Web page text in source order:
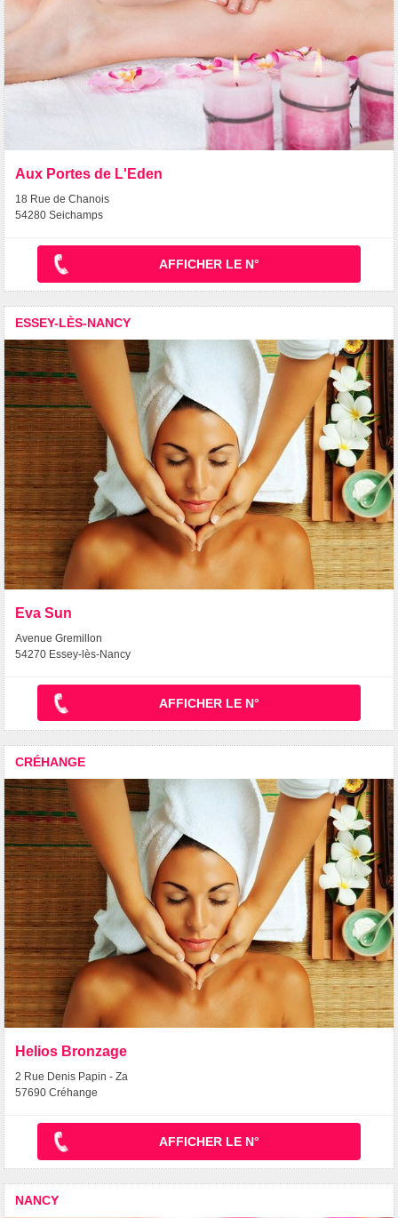
Aux Portes de L'Eden
18 Rue de Chanois
54280 Seichamps
AFFICHER LE N°
ESSEY-LÈS-NANCY
Eva Sun
Avenue Gremillon
54270 Essey-lès-Nancy
AFFICHER LE N°
CRÉHANGE
Helios Bronzage
2 Rue Denis Papin - Za
57690 Créhange
AFFICHER LE N°
NANCY